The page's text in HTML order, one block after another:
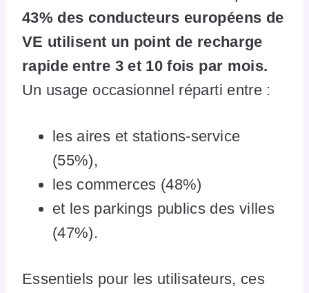
43% des conducteurs européens de
VE utilisent un point de recharge
rapide entre 3 et 10 fois par mois.
Un usage occasionnel réparti entre :
les aires et stations-service
(55%),
les commerces (48%)
et les parkings publics des villes
(47%).
Essentiels pour les utilisateurs, ces